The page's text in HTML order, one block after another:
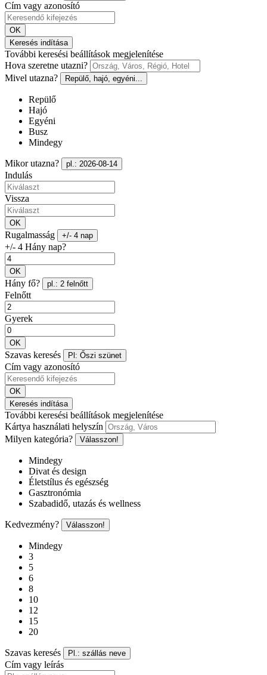
Cím vagy azonosító
OK
Keresés indítása
További keresési beállítások megjelenítése
Hova szeretne utazni?
Mivel utazna?
Repülő, hajó, egyéni...
Repülő
Hajó
Egyéni
Busz
Mindegy
Mikor utazna? pl.: 2026-08-14
Indulás
Vissza
OK
Rugalmasság +/- 4 nap
+/- 4 Hány nap?
OK
Hány fő? pl.: 2 felnőtt
Felnőtt
Gyerek
OK
Szavas keresés Pl: Őszi szünet
Cím vagy azonosító
OK
Keresés indítása
További keresési beállítások megjelenítése
Kártya használati helyszín
Milyen kategória?
Válasszon!
Mindegy
Divat és design
Életstílus és egészség
Gasztronómia
Szabadidő, utazás és wellness
Kedvezmény? Válasszon!
Mindegy
3
5
6
8
10
12
15
20
Szavas keresés Pl.: szállás neve
Cím vagy leírás